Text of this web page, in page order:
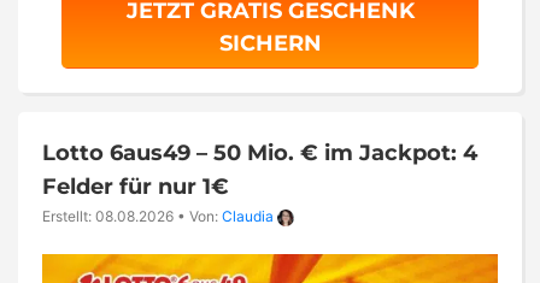
JETZT GRATIS GESCHENK
SICHERN
Lotto 6aus49 – 50 Mio. € im Jackpot: 4
Felder für nur 1€
Erstellt: 08.08.2026 • Von: Claudia